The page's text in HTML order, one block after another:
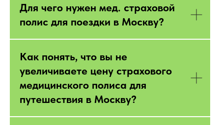
Для чего нужен мед. страховой
полис для поездки в Москву?
Как понять, что вы не
увеличиваете цену страхового
медицинского полиса для
путешествия в Москву?